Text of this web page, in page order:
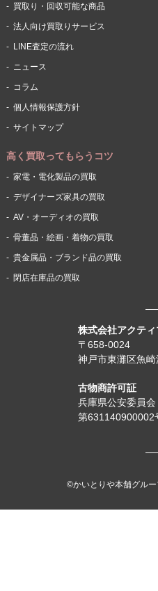
株式会社アクテ
〒658-0024
神戸市東灘区魚
古物商許可証
兵庫県公安委員会
第631140900002
買取り・回収可能な商品
法人向け買取りサービス
LINE査定の流れ
ニュース
コラム
個人情報保護方針
サイトマップ
高く買取ってもらうコツ
家電・電化製品の買取
デザイナーズ家具の買取
AV・オーディオの買取
骨董品・絵画・着物の買取
貴金属品・ブランド品の買取
閉店在庫品の買取
©かいとりや本舗グル